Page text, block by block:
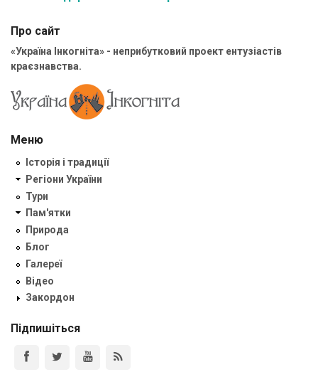
Про сайт
«Україна Інкогніта» - неприбутковий проект ентузіастів
краєзнавства.
Меню
Історія і традиції
Регіони України
Тури
Пам'ятки
Природа
Блог
Галереї
Відео
Закордон
Підпишіться